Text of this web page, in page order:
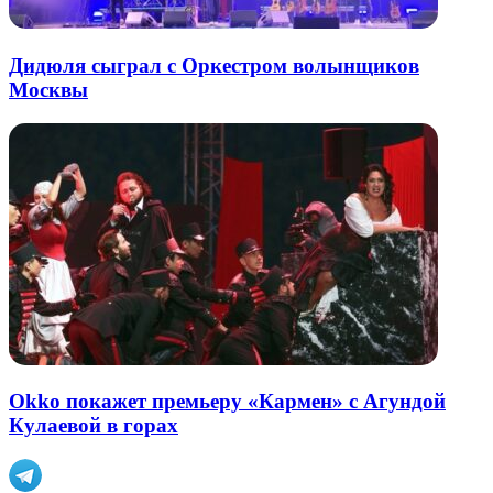
Дидюля сыграл с Оркестром волынщиков
Москвы
Okko покажет премьеру «Кармен» с Агундой
Кулаевой в горах